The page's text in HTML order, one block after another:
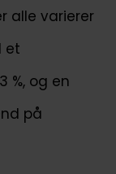
alle varierer
et
%, og en
på